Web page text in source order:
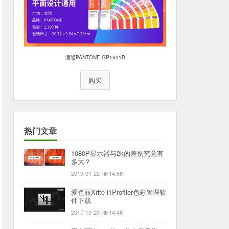
潘通PANTONE GP1601B
购买
热门文章
1080P显示器与2k的差别究竟有
多大？
2019-01-22 14.6K
爱色丽Xrite i1Profiler色彩管理软
件下载
2017-10-20 14.4K